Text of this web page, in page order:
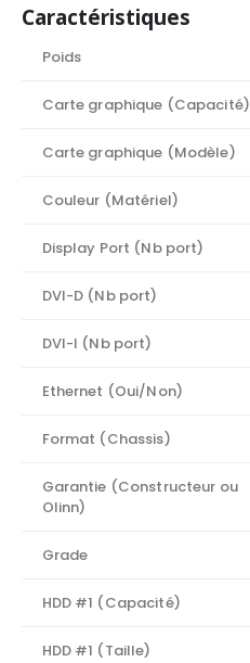
Caractéristiques
Poids
Carte graphique (Capacité)
Carte graphique (Modèle)
Couleur (Matériel)
Display Port (Nb port)
DVI-D (Nb port)
DVI-I (Nb port)
Ethernet (Oui/Non)
Format (Chassis)
Garantie (Constructeur ou
Olinn)
Grade
HDD #1 (Capacité)
HDD #1 (Taille)